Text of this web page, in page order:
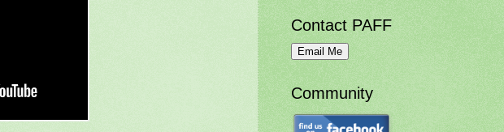
Contact PAFF
Community